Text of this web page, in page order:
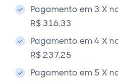
Pagamento em 3 X
R$ 316,33
Pagamento em 4 X
R$ 237,25
Pagamento em 5 X